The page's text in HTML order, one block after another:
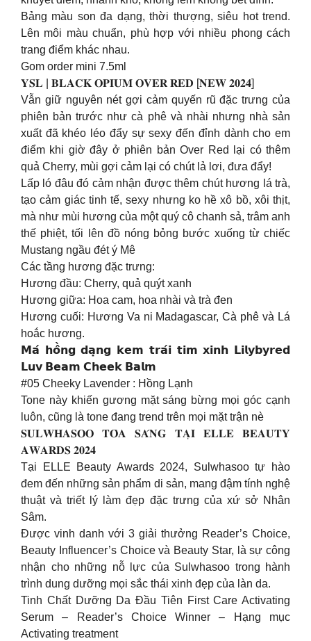
Bảng màu son đa dạng, thời thượng, siêu hot trend.
Lên môi màu chuẩn, phù hợp với nhiều phong cách
trang điểm khác nhau.
Gom order mini 7.5ml
𝐘𝐒𝐋 | 𝐁𝐋𝐀𝐂𝐊 𝐎𝐏𝐈𝐔𝐌 𝐎𝐕𝐄𝐑 𝐑𝐄𝐃 [𝐍𝐄𝐖 𝟐𝟎𝟐𝟒]
Vẫn giữ nguyên nét gợi cảm quyến rũ đặc trưng của
phiên bản trước như cà phê và nhài nhưng nhà sản
xuất đã khéo léo đẩy sự sexy đến đỉnh dành cho em
điểm khi giờ đây ở phiên bản Over Red lại có thêm
quả Cherry, mùi gợi cảm lại có chút lả lơi, đưa đẩy!
Lấp ló đâu đó cảm nhận được thêm chút hương lá trà,
tạo cảm giác tinh tế, sexy nhưng ko hề xô bồ, xôi thịt,
mà như mùi hương của một quý cô chanh sả, trâm anh
thế phiệt, tối lên đồ nóng bỏng bước xuống từ chiếc
Mustang ngầu đét ý Mê
Các tầng hương đặc trưng:
Hương đầu: Cherry, quả quýt xanh
Hương giữa: Hoa cam, hoa nhài và trà đen
Hương cuối: Hương Va ni Madagascar, Cà phê và Lá
hoắc hương.
𝗠𝗮́ 𝗵𝗼̂̀𝗻𝗴 𝗱𝗮̣𝗻𝗴 𝗸𝗲𝗺 𝘁𝗿𝗮́𝗶 𝘁𝗶𝗺 𝘅𝗶𝗻𝗵 𝗟𝗶𝗹𝘆𝗯𝘆𝗿𝗲𝗱
𝗟𝘂𝘃 𝗕𝗲𝗮𝗺 𝗖𝗵𝗲𝗲𝗸 𝗕𝗮𝗹𝗺
#05 Cheeky Lavender : Hồng Lạnh
Tone này khiến gương mặt sáng bừng mọi góc cạnh
luôn, cũng là tone đang trend trên mọi mặt trận nè
𝐒𝐔𝐋𝐖𝐇𝐀𝐒𝐎𝐎 𝐓𝐎̉𝐀 𝐒𝐀́𝐍𝐆 𝐓𝐀̣𝐈 𝐄𝐋𝐋𝐄 𝐁𝐄𝐀𝐔𝐓𝐘
𝐀𝐖𝐀𝐑𝐃𝐒 𝟐𝟎𝟐𝟒
Tại ELLE Beauty Awards 2024, Sulwhasoo tự hào
đem đến những sản phẩm di sản, mang đậm tính nghệ
thuật và triết lý làm đẹp đặc trưng của xứ sở Nhân
Sâm.
Được vinh danh với 3 giải thưởng Reader’s Choice,
Beauty Influencer’s Choice và Beauty Star, là sự công
nhận cho những nỗ lực của Sulwhasoo trong hành
trình dung dưỡng mọi sắc thái xinh đẹp của làn da.
Tinh Chất Dưỡng Da Đầu Tiên First Care Activating
Serum – Reader’s Choice Winner – Hạng mục
Activating treatment